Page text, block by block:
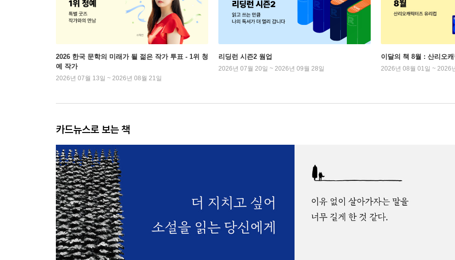
2026 한국 문학의 미래가 될 젊은 작가 투표 - 1위 청
예 작가
2026년 07월 13일 ~ 2026년 08월 21일
리딩런 시즌2 웜업
2026년 07월 20일 ~ 2026년 09월 28일
이달의 책 8월 : 산리오
2026년 08월 01일 ~ 2026
카드뉴스로 보는 책